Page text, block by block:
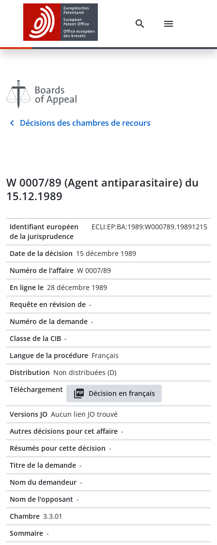
Décisions des chambres de recours
W 0007/89 (Agent antiparasitaire) du
15.12.1989
Identifiant européen
de la jurisprudence
ECLI:EP:BA:1989:W000789.19891215
Date de la décision 15 décembre 1989
Numéro de l'affaire W 0007/89
En ligne le 28 décembre 1989
Requête en révision de -
Numéro de la demande -
Classe de la CIB -
Langue de la procédure Français
Distribution Non distribuées (D)
Téléchargement
Décision en français
Versions JO Aucun lien JO trouvé
Autres décisions pour cet affaire -
Résumés pour cette décision -
Titre de la demande -
Nom du demandeur -
Nom de l'opposant -
Chambre 3.3.01
Sommaire -